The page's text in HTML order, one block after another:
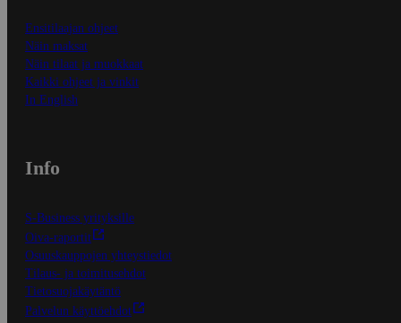
Ensitilaajan ohjeet
Näin maksat
Näin tilaat ja muokkaat
Kaikki ohjeet ja vinkit
In English
Info
S-Business yrityksille
Oiva-raportit
Osuuskauppojen yhteystiedot
Tilaus- ja toimitusehdot
Tietosuojakäytäntö
Palvelun käyttöehdot